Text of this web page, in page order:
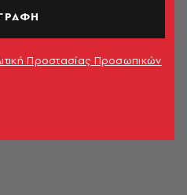
Προστασίας Προσωπικών